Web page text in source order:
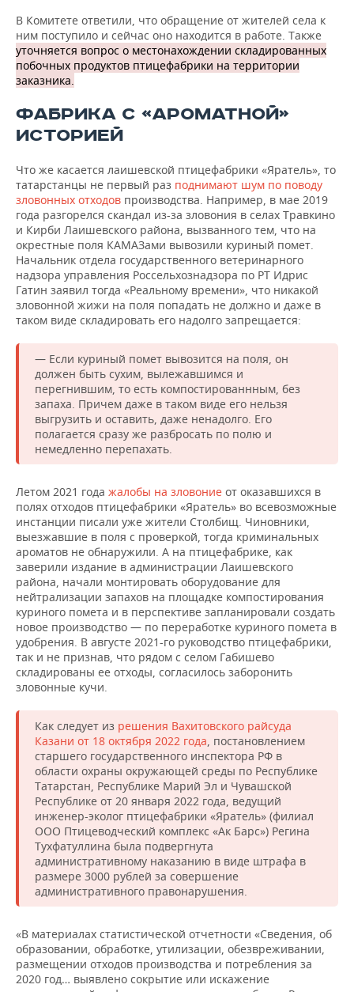
В Комитете ответили, что обращение от жителей села к
ним поступило и сейчас оно находится в работе. Также
уточняется вопрос о местонахождении складированных
побочных продуктов птицефабрики на территории
заказника.
ФАБРИКА С «АРОМАТНОЙ»
ИСТОРИЕЙ
Что же касается лаишевской птицефабрики «Яратель», то
татарстанцы не первый раз поднимают шум по поводу
зловонных отходов производства. Например, в мае 2019
года разгорелся скандал из-за зловония в селах Травкино
и Кирби Лаишевского района, вызванного тем, что на
окрестные поля КАМАЗами вывозили куриный помет.
Начальник отдела государственного ветеринарного
надзора управления Россельхознадзора по РТ Идрис
Гатин заявил тогда «Реальному времени», что никакой
зловонной жижи на поля попадать не должно и даже в
таком виде складировать его надолго запрещается:
— Если куриный помет вывозится на поля, он
должен быть сухим, вылежавшимся и
перегнившим, то есть компостированнным, без
запаха. Причем даже в таком виде его нельзя
выгрузить и оставить, даже ненадолго. Его
полагается сразу же разбросать по полю и
немедленно перепахать.
Летом 2021 года жалобы на зловоние от оказавшихся в
полях отходов птицефабрики «Яратель» во всевозможные
инстанции писали уже жители Столбищ. Чиновники,
выезжавшие в поля с проверкой, тогда криминальных
ароматов не обнаружили. А на птицефабрике, как
заверили издание в администрации Лаишевского
района, начали монтировать оборудование для
нейтрализации запахов на площадке компостирования
куриного помета и в перспективе запланировали создать
новое производство — по переработке куриного помета в
удобрения. В августе 2021-го руководство птицефабрики,
так и не признав, что рядом с селом Габишево
складированы ее отходы, согласилось заборонить
зловонные кучи.
Как следует из решения Вахитовского райсуда
Казани от 18 октября 2022 года, постановлением
старшего государственного инспектора РФ в
области охраны окружающей среды по Республике
Татарстан, Республике Марий Эл и Чувашской
Республике от 20 января 2022 года, ведущий
инженер-эколог птицефабрики «Яратель» (филиал
ООО Птицеводческий комплекс «Ак Барс») Регина
Тухфатуллина была подвергнута
административному наказанию в виде штрафа в
размере 3000 рублей за совершение
административного правонарушения.
«В материалах статистической отчетности «Сведения, об
образовании, обработке, утилизации, обезвреживании,
размещении отходов производства и потребления за
2020 год… выявлено сокрытие или искажение